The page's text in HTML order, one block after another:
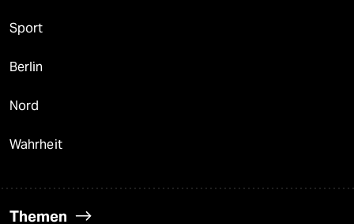
Sport
Berlin
Nord
Wahrheit
Themen